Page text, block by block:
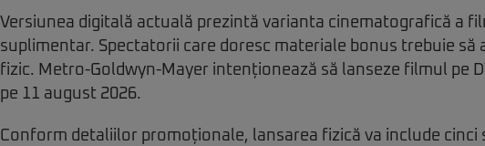
Versiunea digitală actuală prezintă varianta cinematografică a
suplimentar. Spectatorii care doresc materiale bonus trebuie să
fizic. Metro-Goldwyn-Mayer intenționează să lanseze filmul pe
pe 11 august 2026.
Conform detaliilor promoționale, lansarea fizică va include cinci